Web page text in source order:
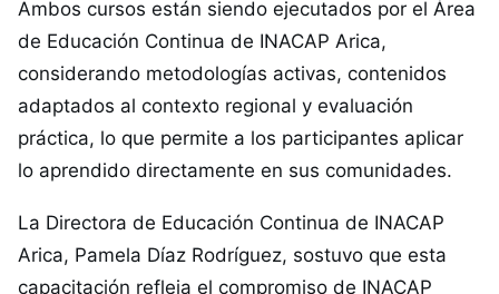
Ambos cursos están siendo ejecutados por el Área
de Educación Continua de INACAP Arica,
considerando metodologías activas, contenidos
adaptados al contexto regional y evaluación
práctica, lo que permite a los participantes aplicar
lo aprendido directamente en sus comunidades.
La Directora de Educación Continua de INACAP
Arica, Pamela Díaz Rodríguez, sostuvo que esta
capacitación refleja el compromiso de INACAP